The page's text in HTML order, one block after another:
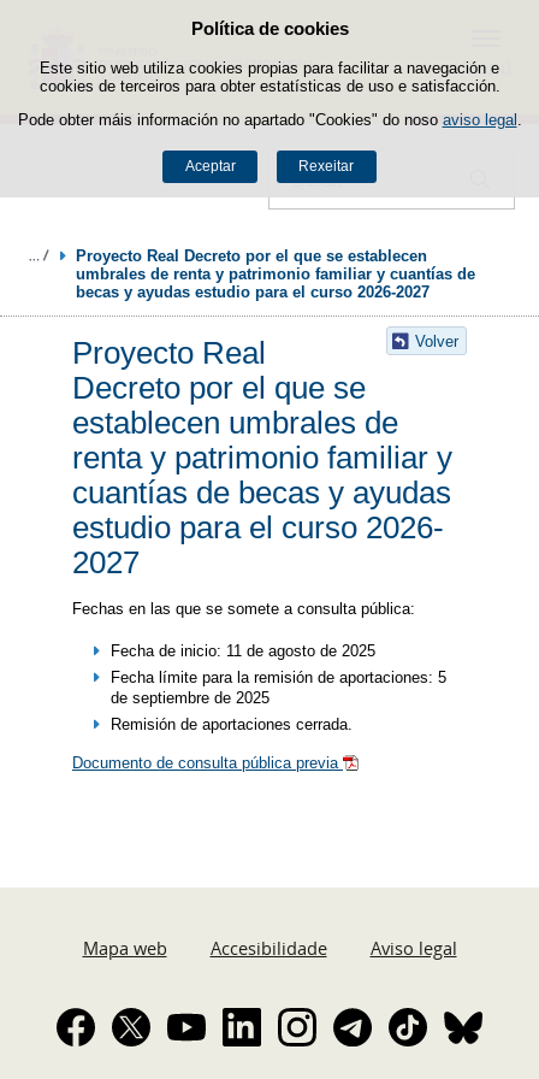
Política de cookies
Este sitio web utiliza cookies propias para facilitar a navegación e
cookies de terceiros para obter estatísticas de uso e satisfacción.
Pode obter máis información no apartado "Cookies" do noso aviso legal
Aceptar Rexeitar
Saltar ao contido
Buscador
Menú
Proyecto Real Decreto por el que se establecen
umbrales de renta y patrimonio familiar y cuantías de
becas y ayudas estudio para el curso 2026-2027
Volver
Proyecto Real
Decreto por el que se
establecen umbrales de
renta y patrimonio familiar y
cuantías de becas y ayudas
estudio para el curso 2026-
2027
Fechas en las que se somete a consulta pública:
Fecha de inicio: 11 de agosto de 2025
Fecha límite para la remisión de aportaciones: 5
de septiembre de 2025
Remisión de aportaciones cerrada.
Documento de consulta pública previa
Mapa web Accesibilidade Aviso legal